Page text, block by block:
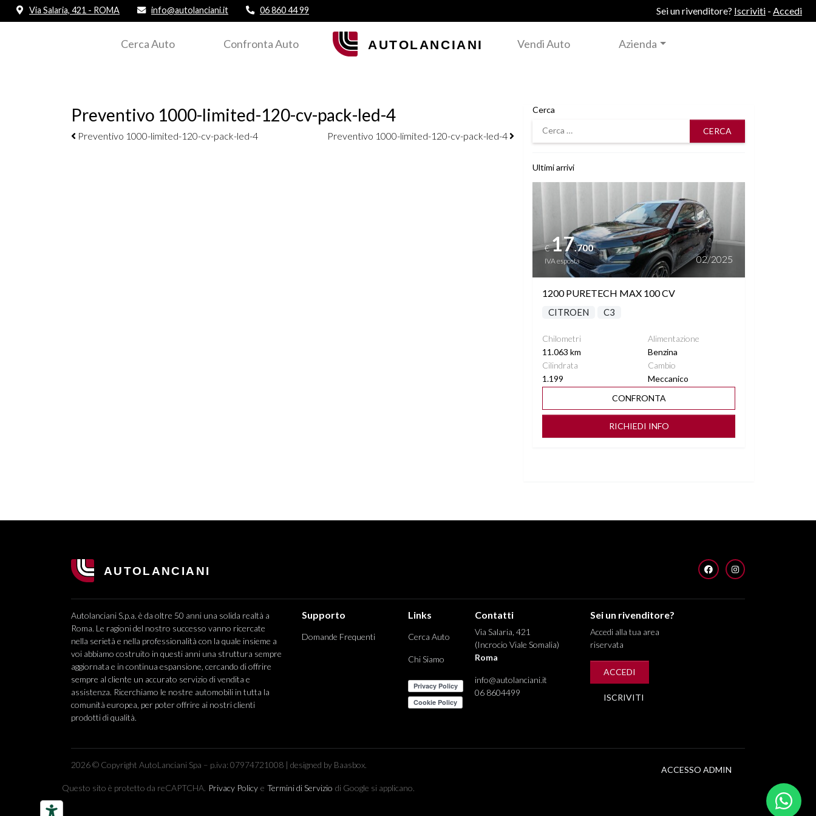
Via Salaria, 421 - ROMA info@autolanciani.it 06 860 44 99 Sei un rivenditore? Iscriviti - Accedi
Cerca Auto Confronta Auto Vendi Auto Azienda
Preventivo 1000-limited-120-cv-pack-led-4
Navigazione elementi
Preventivo 1000-limited-120-cv-pack-led-4 Preventivo 1000-limited-120-cv-pack-led-4
Cerca
Cerca
Ultimi arrivi
Vedi dettagli
€17.700
IVA esposta 02/2025
1200 PURETECH MAX 100 CV
CITROEN C3
Chilometri
11.063 km
Alimentazione
Benzina
Cilindrata
1.199
Cambio
Meccanico
CONFRONTA
RICHIEDI INFO
FACEBOOKINSTAGRAM
Autolanciani S.p.a. è da oltre 50 anni una solida realtà a
Roma. Le ragioni del nostro successo vanno ricercate
nella serietà e nella professionalità con la quale insieme a
voi abbiamo costruito in questi anni una struttura sempre
aggiornata e in continua espansione, cercando di offrire
sempre al cliente un accurato servizio di vendita e
assistenza. Ricerchiamo le nostre automobili in tutta la
comunità europea, per poter offrire ai nostri clienti
prodotti di qualità.
Supporto
Domande Frequenti
Links
Cerca Auto
Chi Siamo
Contatti
Via Salaria, 421
(Incrocio Viale Somalia)
Roma
info@autolanciani.it
06 8604499
Sei un rivenditore?
Accedi alla tua area
riservata
ACCEDI
ISCRIVITI
2026 © Copyright AutoLanciani Spa – p.iva: 07974721008 | designed by Baasbox.
ACCESSO ADMIN
Questo sito è protetto da reCAPTCHA. Privacy Policy e Termini di Servizio di Google si applicano.